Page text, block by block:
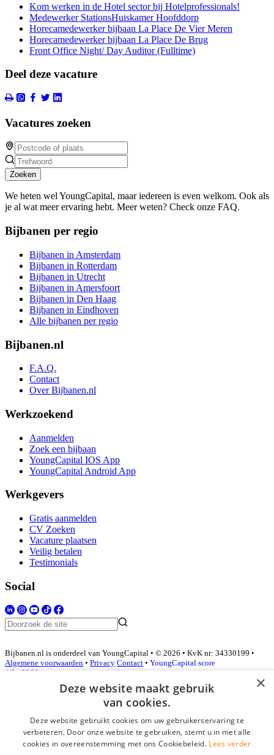
Kom werken in de Hotel sector bij Hotelprofessionals!
Medewerker StationsHuiskamer Hoofddorp
Horecamedewerker bijbaan La Place De Vier Meren
Horecamedewerker bijbaan La Place De Brug
Front Office Night/ Day Auditor (Fulltime)
Deel deze vacature
Vacatures zoeken
Zoeken
We heten wel YoungCapital, maar iedereen is even welkom. Ook als
je al wat meer ervaring hebt. Meer weten? Check onze FAQ.
Bijbanen per regio
Bijbanen in Amsterdam
Bijbanen in Rotterdam
Bijbanen in Utrecht
Bijbanen in Amersfoort
Bijbanen in Den Haag
Bijbanen in Eindhoven
Alle bijbanen per regio
Bijbanen.nl
F.A.Q.
Contact
Over Bijbanen.nl
Werkzoekend
Aanmelden
Zoek een bijbaan
YoungCapital IOS App
YoungCapital Android App
Werkgevers
Gratis aanmelden
CV Zoeken
Vacature plaatsen
Veilig betalen
Testimonials
Social
Bijbanen.nl is onderdeel van YoungCapital • © 2026 • KvK nr: 34330199 •
Algemene voorwaarden • Privacy Contact • YoungCapital score
4.3 - 3366 reviews
Inloggen als bedrijf
*
×
Deze website maakt gebruik
van cookies.
Deze website gebruikt cookies om uw gebruikerservaring te
verbeteren. Door onze website te gebruiken, stemt u in met alle
cookies in overeenstemming met ons Cookiebeleid. Lees verder